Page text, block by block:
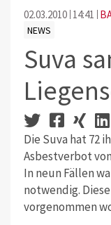
02.03.2010 14:41
NEWS
Suva
Die Suva hat 72
Asbestverbot
In neun Fällen
notwendig.
vorgenommen